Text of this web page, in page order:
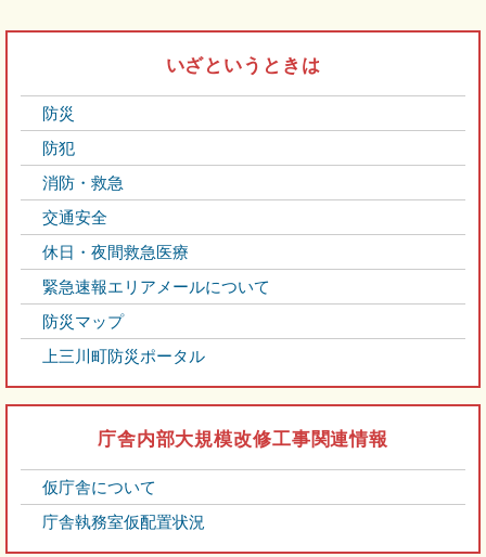
いざというときは
防災
防犯
消防・救急
交通安全
休日・夜間救急医療
緊急速報エリアメールについて
防災マップ
上三川町防災ポータル
庁舎内部大規模改修工事関連情報
仮庁舎について
庁舎執務室仮配置状況